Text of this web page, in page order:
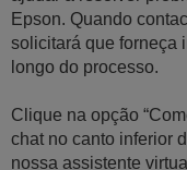
Epson. Quando
solicitará que forneça
longo do processo.
Clique na opção
chat no canto inferior
nossa assistente